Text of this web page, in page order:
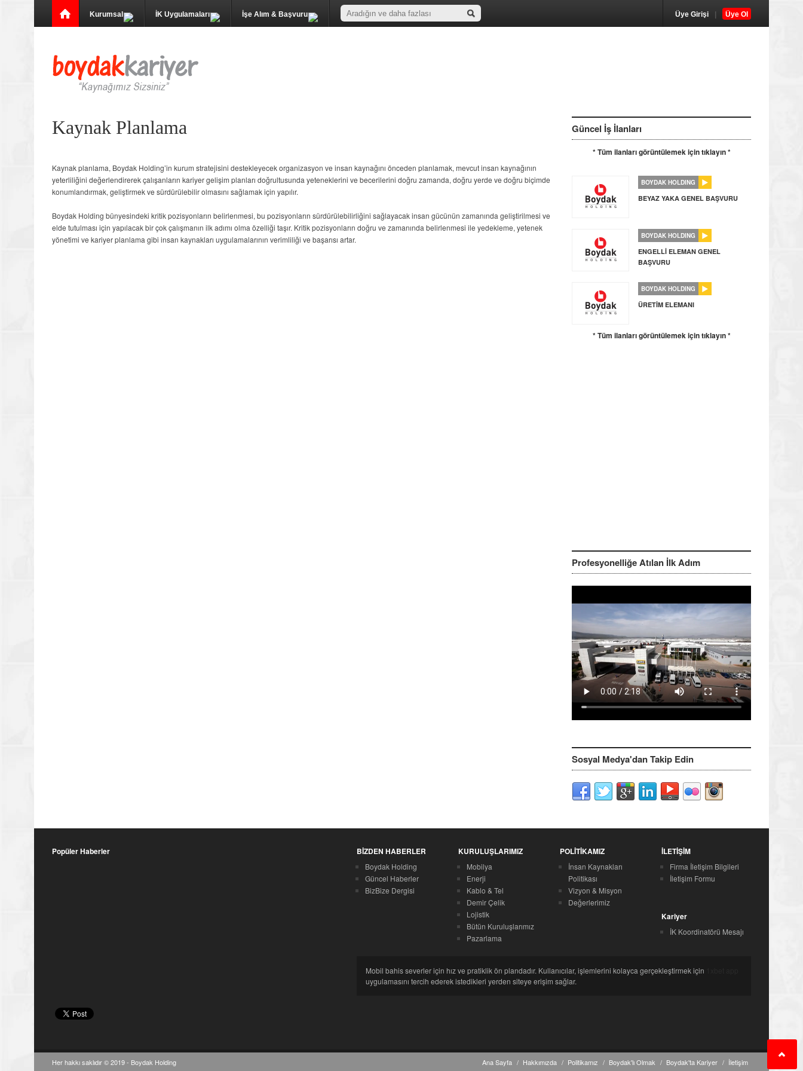
Kurumsal İK Uygulamaları İşe Alım & Başvuru Üye Girişi Üye Ol
Kaynak Planlama
Kaynak planlama, Boydak Holding’in kurum stratejisini destekleyecek organizasyon ve insan kaynağını önceden planlamak, mevcut insan kaynağının
yeterliliğini değerlendirerek çalışanların kariyer gelişim planları doğrultusunda yeteneklerini ve becerilerini doğru zamanda, doğru yerde ve doğru biçimde
konumlandırmak, geliştirmek ve sürdürülebilir olmasını sağlamak için yapılır.
Boydak Holding bünyesindeki kritik pozisyonların belirlenmesi, bu pozisyonların sürdürülebilirliğini sağlayacak insan gücünün zamanında geliştirilmesi ve
elde tutulması için yapılacak bir çok çalışmanın ilk adımı olma özelliği taşır. Kritik pozisyonların doğru ve zamanında belirlenmesi ile yedekleme, yetenek
yönetimi ve kariyer planlama gibi insan kaynakları uygulamalarının verimliliği ve başarısı artar.
Güncel İş İlanları
* Tüm ilanları görüntülemek için tıklayın *
BOYDAK HOLDING
BEYAZ YAKA GENEL BAŞVURU
BOYDAK HOLDING
ENGELLİ ELEMAN GENEL
BAŞVURU
BOYDAK HOLDING
ÜRETİM ELEMANI
* Tüm ilanları görüntülemek için tıklayın *
Profesyonelliğe Atılan İlk Adım
Sosyal Medya'dan Takip Edin
Popüler Haberler BİZDEN HABERLER
Boydak Holding
Güncel Haberler
BizBize Dergisi
KURULUŞLARIMIZ
Mobilya
Enerji
Kablo & Tel
Demir Çelik
Lojistik
Bütün Kuruluşlarımız
Pazarlama
POLİTİKAMIZ
İnsan Kaynakları
Politikası
Vizyon & Misyon
Değerlerimiz
İLETİŞİM
Firma İletişim Bilgileri
İletişim Formu
Kariyer
İK Koordinatörü Mesajı
Mobil bahis severler için hız ve pratiklik ön plandadır. Kullanıcılar, işlemlerini kolayca gerçekleştirmek için
uygulamasını tercih ederek istedikleri yerden siteye erişim sağlar.
Her hakkı saklıdır © 2019 - Boydak Holding Ana Sayfa Hakkımızda Politikamız Boydak'lı Olmak Boydak'ta Kariyer İletişim